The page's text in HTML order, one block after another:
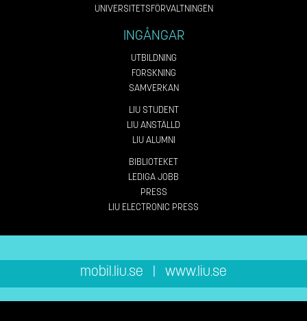
UNIVERSITETSFÖRVALTNINGEN
INGÅNGAR
UTBILDNING
FORSKNING
SAMVERKAN
LIU STUDENT
LIU ANSTÄLLD
LIU ALUMNI
BIBLIOTEKET
LEDIGA JOBB
PRESS
LIU ELECTRONIC PRESS
mobil.liu.se www.liu.se